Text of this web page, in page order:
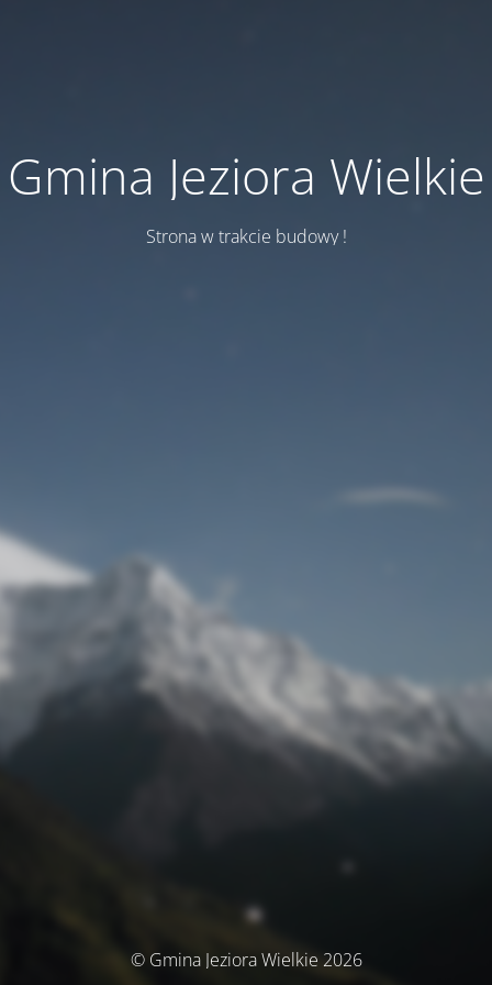
Gmina Jeziora Wielkie
Strona w trakcie budowy !
© Gmina Jeziora Wielkie 2026